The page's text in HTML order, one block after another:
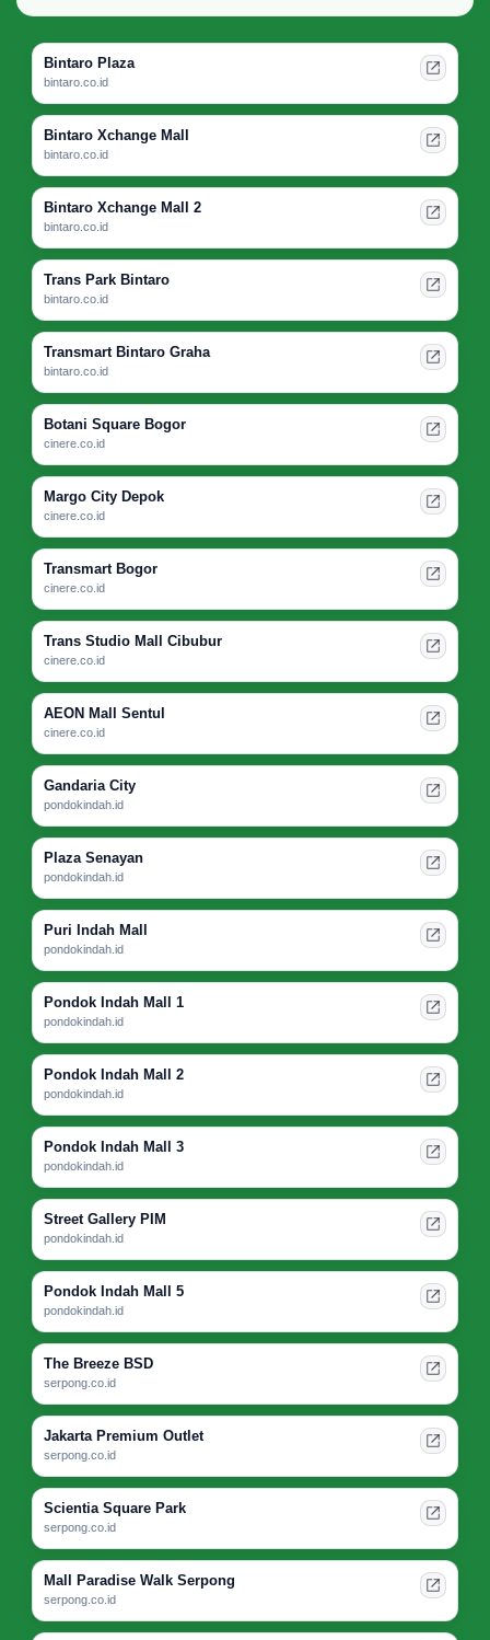
Bintaro Plaza
bintaro.co.id
Bintaro Xchange Mall
bintaro.co.id
Bintaro Xchange Mall 2
bintaro.co.id
Trans Park Bintaro
bintaro.co.id
Transmart Bintaro Graha
bintaro.co.id
Botani Square Bogor
cinere.co.id
Margo City Depok
cinere.co.id
Transmart Bogor
cinere.co.id
Trans Studio Mall Cibubur
cinere.co.id
AEON Mall Sentul
cinere.co.id
Gandaria City
pondokindah.id
Plaza Senayan
pondokindah.id
Puri Indah Mall
pondokindah.id
Pondok Indah Mall 1
pondokindah.id
Pondok Indah Mall 2
pondokindah.id
Pondok Indah Mall 3
pondokindah.id
Street Gallery PIM
pondokindah.id
Pondok Indah Mall 5
pondokindah.id
The Breeze BSD
serpong.co.id
Jakarta Premium Outlet
serpong.co.id
Scientia Square Park
serpong.co.id
Mall Paradise Walk Serpong
serpong.co.id